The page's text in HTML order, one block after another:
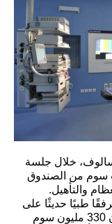
خلال جلسة
تم تخصيص 3 مليارات سوم من الصندوق
والتأهيل.
طبيًا حديثًا على
المستوى الوطني والإقليمي، مشيرًا إلى أن 330 مليون سوم